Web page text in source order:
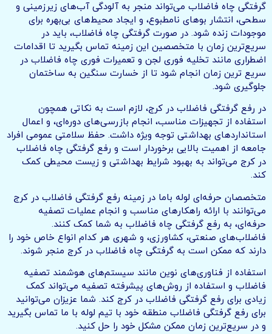
گرفتگی چاه فاضلاب می‌تواند منجر به آلودگی آب‌های زیرزمینی و
سطحی، انتشار بوهای نامطبوع، و ایجاد محیط‌های بی‌بهره برای
موجودات زنده شود. در صورت گرفتگی چاه فاضلاب، باید در
سریع‌ترین زمان با متخصصین این زمینه تماس بگیرید تا اقدامات
اضطراری مانند تخلیه فوری لجن و تعمیرات فوری چاه فاضلاب در
سریع ترین زمان انجام شود تا از خسارت سنگین به ساختمان
جلوگیری شود.
در رفع گرفتگی فاضلاب در کرج، لازم است به نکاتی همچون
استفاده از تجهیزات مناسب، انجام بازرسی‌های دوره‌ای، و اعمال
استانداردهای بهداشتی توجه ویژه داشت. حفظ سلامتی عمومی افراد
جامعه از اهمیت بالایی برخوردار است و رفع گرفتگی چاه فاضلاب
در کرج می‌تواند به بهبود شرایط بهداشتی و زیست محیطی کمک
کند.
متخصصان حرفه‌ای لوله باما در زمینه رفع گرفتگی فاضلاب در کرج
می‌توانند با ارائه راهکارهای مناسب و انجام عملیات تصفیه
حرفه‌ای، به رفع گرفتگی چاه فاضلاب به شما کمک کنند.
فاضلاب‌های صنعتی، کشاورزی، و شهری هر کدام انواع خاص خود را
دارند که ممکن است به گرفتگی چاه فاضلاب در کرج منجر شوند.
استفاده از فناوری‌های نوین مانند سیستم‌های هوشمند تصفیه
فاضلاب و استفاده از روش‌های پیشرفته تصفیه می‌تواند کمک
زیادی برای رفع گرفتگی فاضلاب در کرج کند. شما عزیزان می‌توانید
برای رفع گرفتگی فاضلاب منطقه خود با تیم لوله با ما تماس بگیرید
و در سریع‌ترین زمان ممکن مشکل خود را حل کنید.